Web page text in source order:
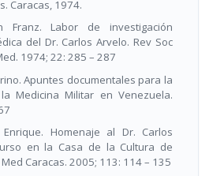
Caracas, 1974.
Franz. Labor de investigación
del Dr. Carlos Arvelo. Rev Soc
1974; 22: 285 – 287
Apuntes documentales para la
Medicina Militar en Venezuela.
Enrique. Homenaje al Dr. Carlos
en la Casa de la Cultura de
Caracas. 2005; 113: 114 – 135